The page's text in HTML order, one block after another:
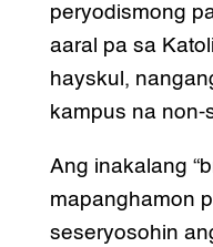
peryodismong
aaral pa sa
hayskul,
kampus na non-
Ang inakalang
mapanghamon
seseryosohin